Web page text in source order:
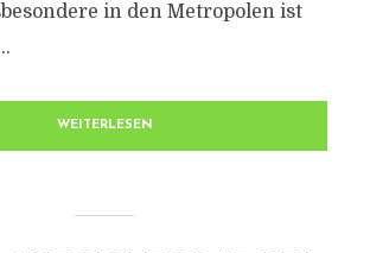
in den Metropolen ist
WEITERLESEN